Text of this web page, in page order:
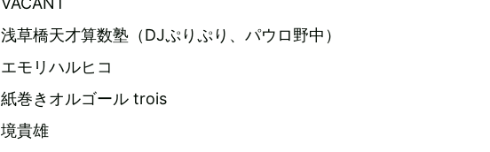
浅草橋天才算数塾（DJぷりぷり、パウロ野中）
エモリハルヒコ
紙巻きオルゴール trois
境貴雄